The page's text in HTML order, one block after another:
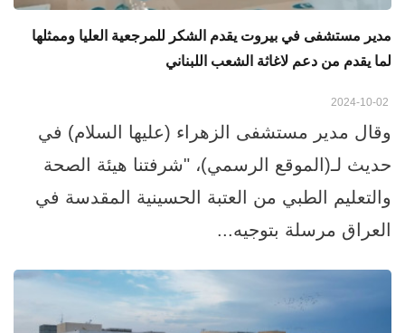
مدير مستشفى في بيروت يقدم الشكر للمرجعية العليا وممثلها
لما يقدم من دعم لاغاثة الشعب اللبناني
وقال مدير مستشفى الزهراء (عليها السلام) في
حديث لـ(الموقع الرسمي)، "شرفتنا هيئة الصحة
والتعليم الطبي من العتبة الحسينية المقدسة في
العراق مرسلة بتوجيه...